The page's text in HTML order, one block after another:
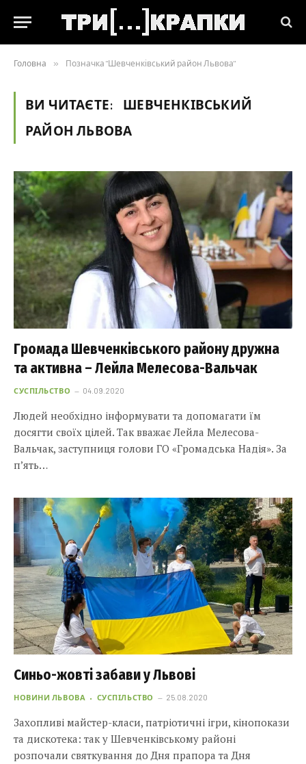
Головна » Позначка "Шевченківський район Львова"
ВИ ЧИТАЄТЕ:
ШЕВЧЕНКІВСЬКИЙ
РАЙОН ЛЬВОВА
Громада Шевченківського району дружна
та активна – Лейла Мелесова-Вальчак
СУСПІЛЬСТВО 04.09.2020
Людей необхідно інформувати та допомагати їм
досягти своїх цілей. Так вважає Лейла Мелесова-
Вальчак, заступниця голови ГО «Громадська Надія». За
п’ять…
Синьо-жовті забави у Львові
НОВИНИ ЛЬВОВА СУСПІЛЬСТВО 25.08.2020
Захопливі майстер-класи, патріотичні ігри, кінопокази
та дискотека: так у Шевченківському районі
розпочали святкування до Дня прапора та Дня